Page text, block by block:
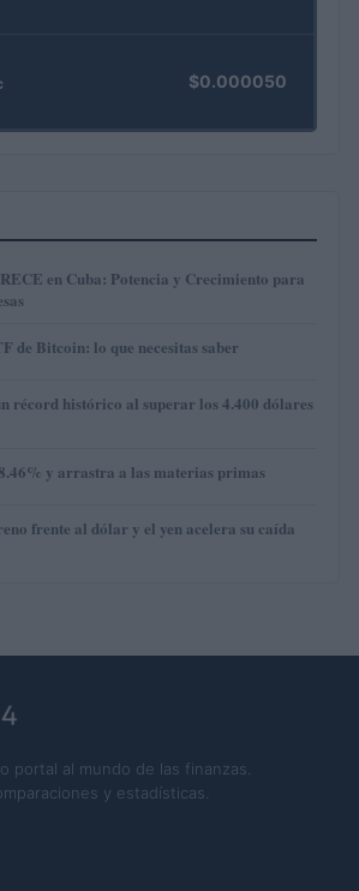
$0.000050
en Cuba: Potencia y Crecimiento para
de Bitcoin: lo que necesitas saber
récord histórico al superar los 4.400 dólares
y arrastra a las materias primas
frente al dólar y el yen acelera su caída
portal al mundo de las finanzas.
y estadísticas.